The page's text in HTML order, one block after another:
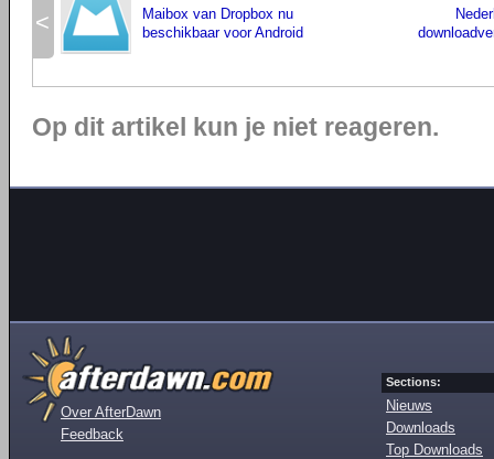
<
Maibox van Dropbox nu
beschikbaar voor Android
Op dit artikel kun je niet reageren.
Over AfterDawn
Feedback
Sections:
Nieuws
Downloads
Top Downloads